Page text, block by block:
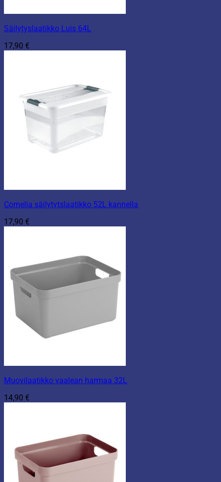
Säilytyslaatikko Luis 64L
17,90 €
Cornelia säilytytslaatikko 52L kannella
17,90 €
Muovilaatikko vaalean harmaa 32L
14,90 €